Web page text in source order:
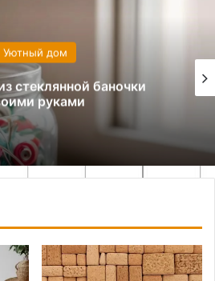
Уютный дом
стеклянной баночки
руками